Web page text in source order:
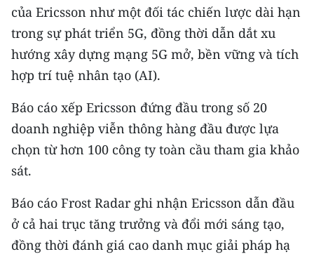
CHƯƠNG TRÌNH OCOP - MỖI XÃ
MỘT SẢN PHẨM
RADIO
MEDIA CENTER
E-Magazine
Media Kinh tế
của Ericsson như một đối tác chiến lược dài hạn
trong sự phát triển 5G, đồng thời dẫn dắt xu
hướng xây dựng mạng 5G mở, bền vững và tích
hợp trí tuệ nhân tạo (AI).
Báo cáo xếp Ericsson đứng đầu trong số 20
doanh nghiệp viễn thông hàng đầu được lựa
chọn từ hơn 100 công ty toàn cầu tham gia khảo
sát.
Báo cáo Frost Radar ghi nhận Ericsson dẫn đầu
ở cả hai trục tăng trưởng và đổi mới sáng tạo,
đồng thời đánh giá cao danh mục giải pháp hạ